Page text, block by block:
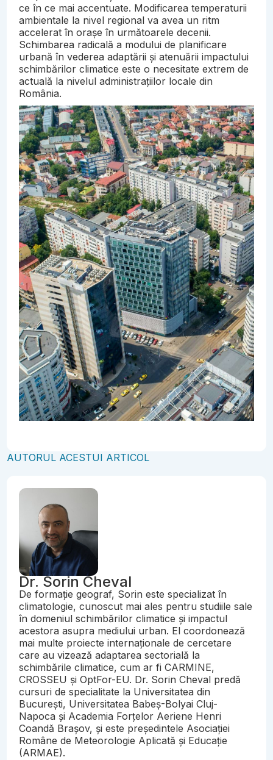
ce în ce mai accentuate. Modificarea temperaturii
ambientale la nivel regional va avea un ritm
accelerat în orașe în următoarele decenii.
Schimbarea radicală a modului de planificare
urbană în vederea adaptării și atenuării impactului
schimbărilor climatice este o necesitate extrem de
actuală la nivelul administrațiilor locale din
România.
AUTORUL ACESTUI ARTICOL
Dr. Sorin Cheval
De formație geograf, Sorin este specializat în
climatologie, cunoscut mai ales pentru studiile sale
în domeniul schimbărilor climatice și impactul
acestora asupra mediului urban. El coordonează
mai multe proiecte internaționale de cercetare
care au vizează adaptarea sectorială la
schimbările climatice, cum ar fi CARMINE,
CROSSEU și OptFor-EU. Dr. Sorin Cheval predă
cursuri de specialitate la Universitatea din
București, Universitatea Babeș-Bolyai Cluj-
Napoca și Academia Forțelor Aeriene Henri
Coandă Brașov, și este președintele Asociației
Române de Meteorologie Aplicată și Educație
(ARMAE).